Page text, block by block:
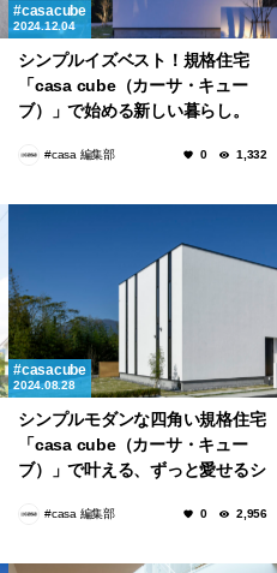
casacube
2024.12.04
シンプルイズベスト！規格住宅
「casa cube（カーサ・キュー
ブ）」で始める新しい暮らし。
#casa 編集部 0 1,332
casacube
2024.08.28
シンプルモダンな四角い規格住宅
「casa cube（カーサ・キュー
ブ）」で叶える、ずっと愛せるシ
#casa 編集部 0 2,956